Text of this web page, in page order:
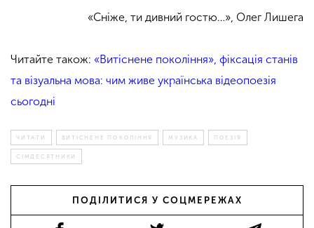
«Сніже, ти дивний гостю…», Олег Лишега
Читайте також: «Витіснене покоління», фіксація станів
та візуальна мова: чим живе українська відеопоезія
сьогодні
ЧИТАТИ ВИТІСНЕНЕ ПОКОЛІННЯ МУЗИКА ПОЕЗІЯ
СІМДЕСЯТНИКИ
ПОДІЛИТИСЯ У СОЦМЕРЕЖАХ